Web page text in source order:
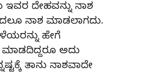
ದೇಹವನ್ನು ನಾಶ
ನಾಶ ಮಾಡಲಾಗದು.
ಹೇಗೆ
ಅದು
ತಾನು ನಾಶವಾದೇ